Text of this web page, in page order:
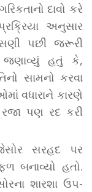
દાવો કરે
અનુસાર
પછી જરૂરી
જણાવ્યું હતું કે,
સામનો કરવા
વધારાને કારણે
રજા પણ રદ કરી
સરહદ પર
બનાવ્યો હતો.
શારશા ઉપ-